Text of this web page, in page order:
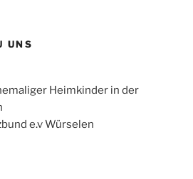
UNS
Heimkinder in der
e.v Würselen